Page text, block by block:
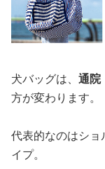
犬バッグは、 通院
方が変わります。
代表的なのはショ
イプ。